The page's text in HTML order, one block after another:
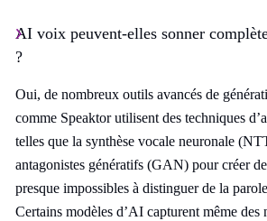
AI voix peuvent-elles sonner
?
Oui, de nombreux outils avancés de
comme Speaktor utilisent des techniques
telles que la synthèse vocale neuronale
antagonistes génératifs (GAN) pour créer
presque impossibles à distinguer de la
Certains modèles d’AI capturent même des